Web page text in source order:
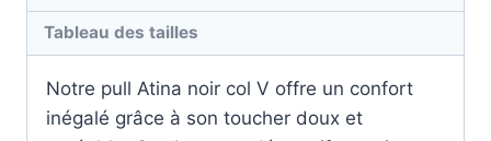
Tableau des tailles
Notre pull Atina noir col V offre un confort
inégalé grâce à son toucher doux et